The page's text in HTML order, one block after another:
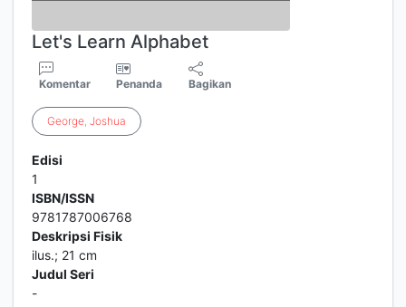
Let's Learn Alphabet
Komentar Penanda Bagikan
George, Joshua
Edisi
1
ISBN/ISSN
9781787006768
Deskripsi Fisik
ilus.; 21 cm
Judul Seri
-